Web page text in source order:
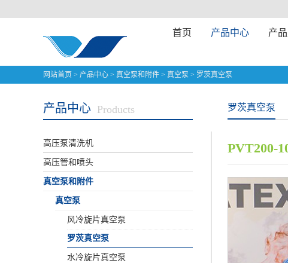
首页 产品中心 产
网站首页 > 产品中心 > 真空泵和附件 > 真空泵 > 罗茨真空泵
产品中心 Products
高压泵清洗机
高压管和喷头
真空泵和附件
真空泵
风冷旋片真空泵
罗茨真空泵
水冷旋片真空泵
罗茨真空泵
PVT200-